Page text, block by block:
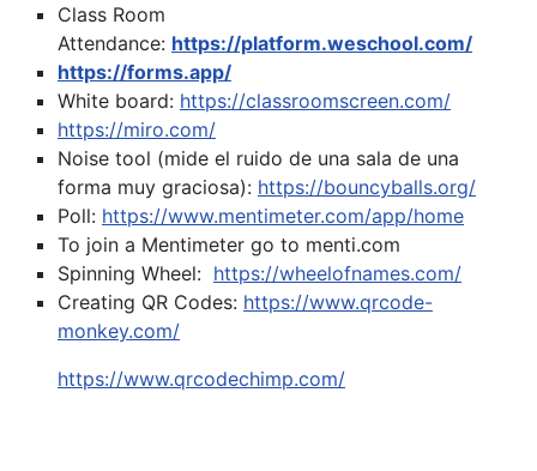
Class Room
Attendance: https://platform.weschool.com/
https://forms.app/
White board: https://classroomscreen.com/
https://miro.com/
Noise tool (mide el ruido de una sala de una
forma muy graciosa): https://bouncyballs.org/
Poll: https://www.mentimeter.com/app/home
To join a Mentimeter go to menti.com
Spinning Wheel: https://wheelofnames.com/
Creating QR Codes: https://www.qrcode-
monkey.com/
https://www.qrcodechimp.com/